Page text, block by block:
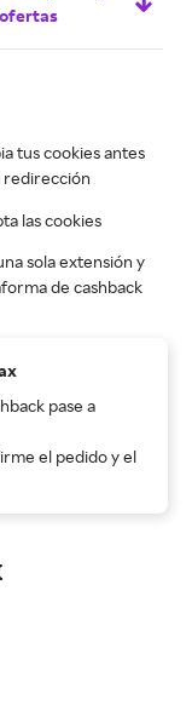
ofertas
tus cookies antes
redirección
las cookies
sola extensión y
de cashback
pase a
el pedido y el